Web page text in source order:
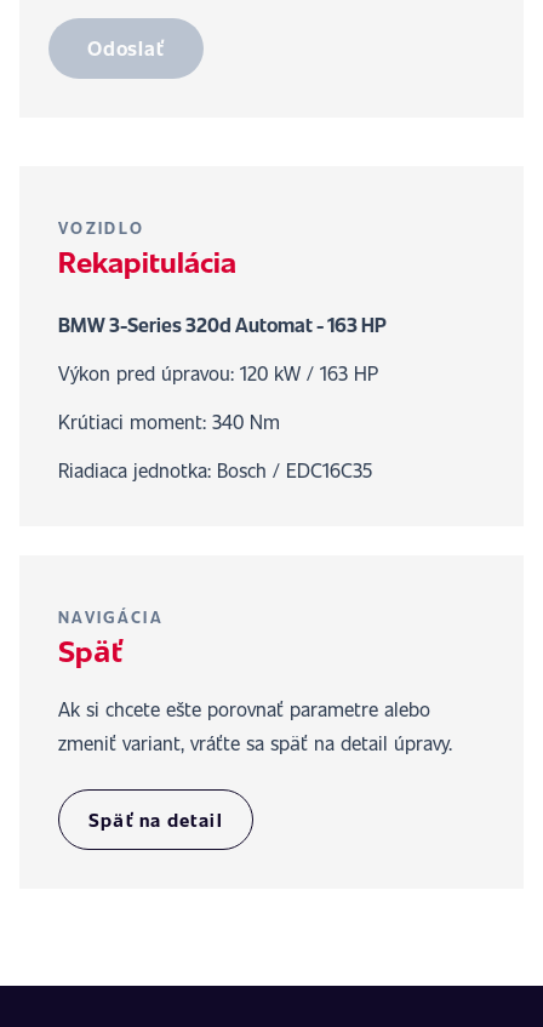
Odoslať
VOZIDLO
Rekapitulácia
BMW 3-Series 320d Automat - 163 HP
Výkon pred úpravou: 120 kW / 163 HP
Krútiaci moment: 340 Nm
Riadiaca jednotka: Bosch / EDC16C35
NAVIGÁCIA
Späť
Ak si chcete ešte porovnať parametre alebo
zmeniť variant, vráťte sa späť na detail úpravy.
Späť na detail